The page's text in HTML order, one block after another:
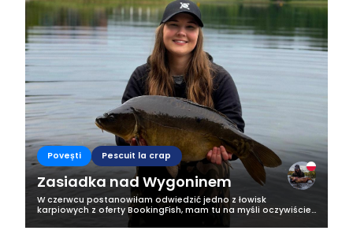
Business
Povești Pescuit la crap
Zasiadka nad Wygoninem
W czerwcu postanowiłam odwiedzić jedno z łowisk
karpiowych z oferty BookingFish, mam tu na myśli oczywiście
malowniczy, tajemniczy i przepiękny Wygonin. To
polodowcowy akwen o powierzchni 68 ha,...